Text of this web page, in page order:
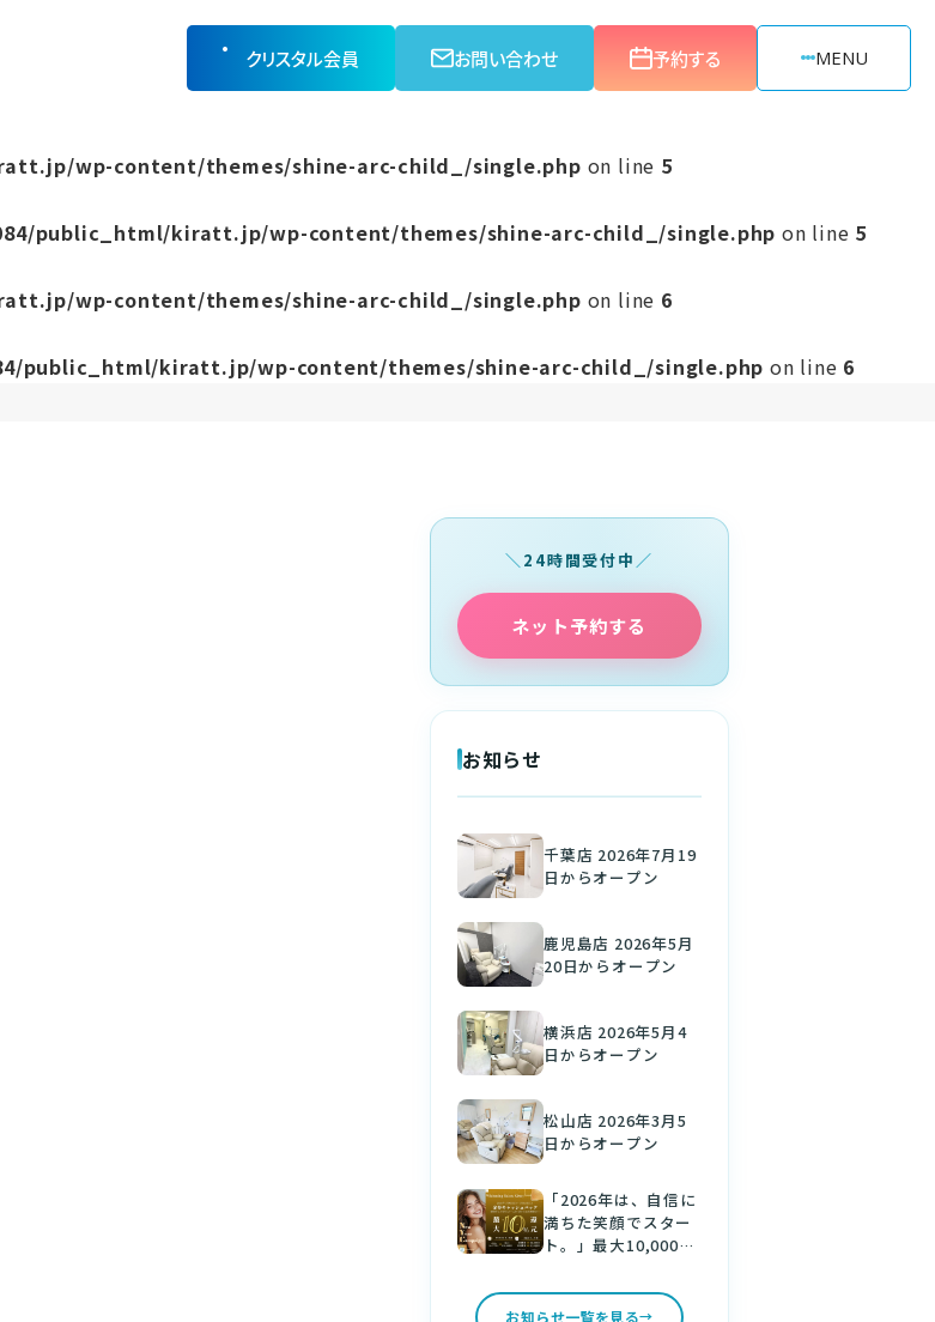
クリスタル会員 お問い合わせ 予約する MENU
wp-content/themes/shine-arc-child_/single.php on line 5
public_html/kiratt.jp/wp-content/themes/shine-arc-child_/single.php on line 5
wp-content/themes/shine-arc-child_/single.php on line 6
public_html/kiratt.jp/wp-content/themes/shine-arc-child_/single.php on line 6
24時間受付中
ネット予約する
お知らせ
千葉店 2026年7月19
日からオープン
鹿児島店 2026年5月
20日からオープン
横浜店 2026年5月4
日からオープン
松山店 2026年3月5
日からオープン
「2026年は、自信に
満ちた笑顔でスター
ト。」最大10,000円
新しい年は、美しい
白い歯で。
お知らせ一覧を見る